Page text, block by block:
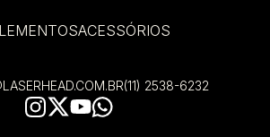
ACESSÓRIOS
(11) 2538-6232